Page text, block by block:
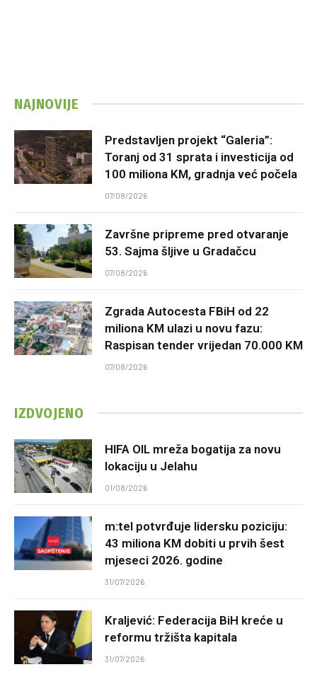
NAJNOVIJE
Predstavljen projekt “Galeria”:
Toranj od 31 sprata i investicija od
100 miliona KM, gradnja već počela
07/08/2026
Završne pripreme pred otvaranje
53. Sajma šljive u Gradačcu
07/08/2026
Zgrada Autocesta FBiH od 22
miliona KM ulazi u novu fazu:
Raspisan tender vrijedan 70.000 KM
07/08/2026
IZDVOJENO
HIFA OIL mreža bogatija za novu
lokaciju u Jelahu
01/08/2026
m:tel potvrđuje lidersku poziciju:
43 miliona KM dobiti u prvih šest
mjeseci 2026. godine
31/07/2026
Kraljević: Federacija BiH kreće u
reformu tržišta kapitala
31/07/2026